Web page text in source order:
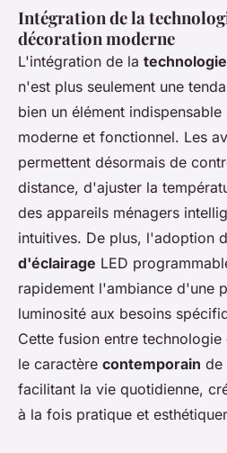
Intégration de la
décoration moderne
L'intégration de la technologie
n'est plus seulement une
bien un élément
moderne et fonctionnel. Les
permettent désormais de
distance, d'ajuster la
des appareils ménagers
intuitives. De plus, l'adoption
d'éclairage LED
rapidement l'ambiance d'une
luminosité aux besoins
Cette fusion entre
le caractère contemporain de
facilitant la vie quotidienne,
à la fois pratique et